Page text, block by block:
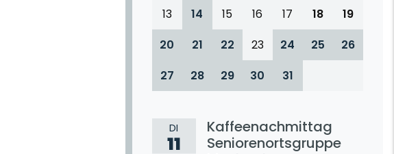
13
14 15 16 17 18
19
20
21 22 23 24 25
26
27
28 29 30 31
DI
11
Kaffeenachmittag
Seniorenortsgruppe